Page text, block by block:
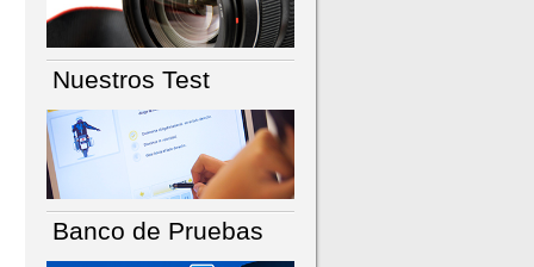
Nuestros Test
Banco de Pruebas